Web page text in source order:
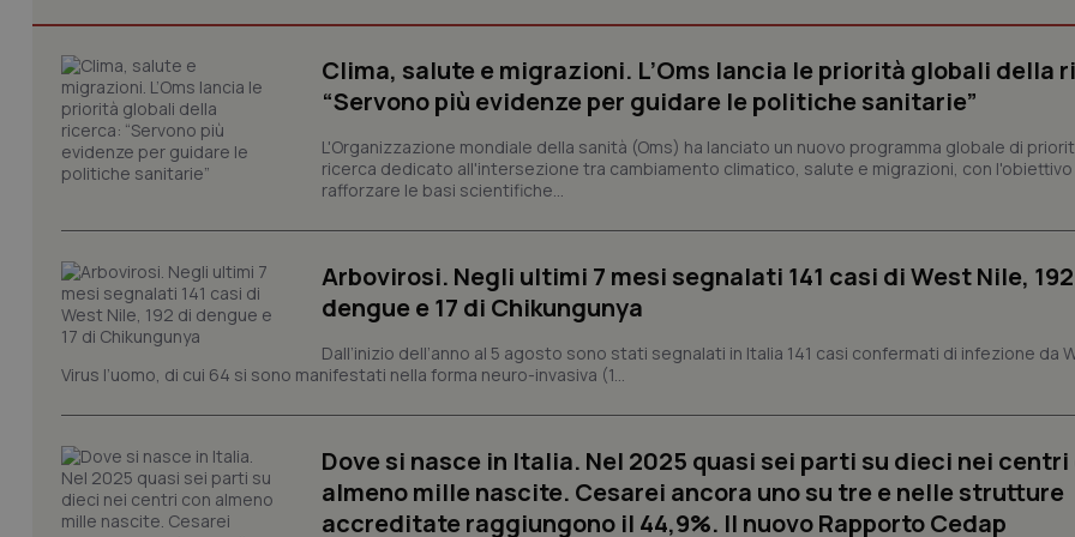
Clima, salute e migrazioni. L’Oms lancia le priorità globali della
“Servono più evidenze per guidare le politiche sanitarie”
L'Organizzazione mondiale della sanità (Oms) ha lanciato un nuovo programma globale di
ricerca dedicato all'intersezione tra cambiamento climatico, salute e migrazioni, con l'obiettivo
rafforzare le basi scientifiche...
Arbovirosi. Negli ultimi 7 mesi segnalati 141 casi di West Nile,
dengue e 17 di Chikungunya
Dall’inizio dell’anno al 5 agosto sono stati segnalati in Italia 141 casi confermati di infezione da
Virus l’uomo, di cui 64 si sono manifestati nella forma neuro-invasiva (1...
Dove si nasce in Italia. Nel 2025 quasi sei parti su dieci nei centri
almeno mille nascite. Cesarei ancora uno su tre e nelle strutture
accreditate raggiungono il 44,9%. Il nuovo Rapporto Cedap
preferenze siano onorate nelle
www.quotidianosanita.it
settimane
Questo cookie viene utilizzato
Script.com per ricordare le
sui cookie dei visitatori. È
dei cookie di Cookie-Script.com
tracking-sites-ironfish-
tracking-enable
www.quotidianosanita.it
4
settimane
Questo cookie è impostato
abilitare il sistema di tracking
tracking-sites-ironfish-
www.quotidianosanita.it
4
Questo cookie è impostato
.quotidianosanita.it
Questo nome di cookie è
utilizzato da Google. Questo
per distinguere utenti unici
sito e utilizzato per calcolare i
PHPSESSID
PHP.net
www.quotidianosanita.it
Sessione
Cookie generato da applicazioni
linguaggio PHP. Si tratta di un
generico utilizzato per
sessione utente. Normalmente è
generato in modo casuale, il